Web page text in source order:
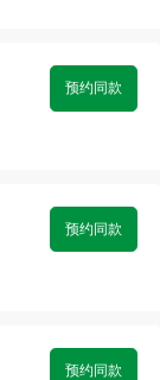
预约同款
预约同款
预约同款